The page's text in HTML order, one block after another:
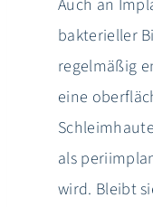
Auch an
bakterieller
regelmäßig
eine
als
wird. Bleibt